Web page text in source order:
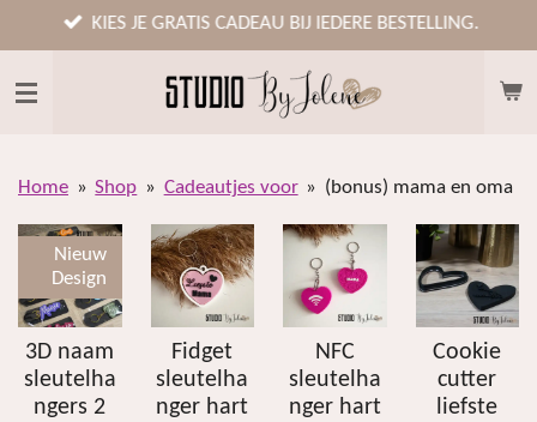
direct
naar
KIES JE GRATIS CADEAU BIJ IEDERE BESTELLING.
Home » Shop » Cadeautjes voor » (bonus) mama en oma
Nieuw
Design
3D naam
sleutelha
ngers 2
Fidget
sleutelha
nger hart
NFC
sleutelha
nger hart
Cookie
cutter
liefste